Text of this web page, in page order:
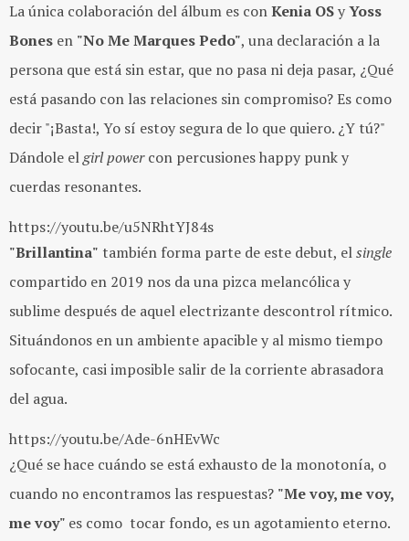
La única colaboración del álbum es conKenia OSyYoss
Bones en "No Me Marques Pedo", una declaración a la
persona que está sin estar, que no pasa ni deja pasar, ¿Qué
está pasando con las relaciones sin compromiso? Es como
decir "¡Basta!, Yo sí estoy segura de lo que quiero. ¿Y tú?"
Dándole elgirl powercon percusiones happy punk y
cuerdas resonantes.
https://youtu.be/u5NRhtYJ84s
"Brillantina" también forma parte de este debut, elsingle
compartido en 2019 nos da una pizca melancólica y
sublime después de aquel electrizante descontrol rítmico.
Situándonos en un ambiente apacible y al mismo tiempo
sofocante, casi imposible salir de la corriente abrasadora
del agua.
https://youtu.be/Ade-6nHEvWc
¿Qué se hace cuándo se está exhausto de la monotonía, o
cuando no encontramos las respuestas? "Me voy, me voy,
me voy" es como tocar fondo, es un agotamiento eterno.